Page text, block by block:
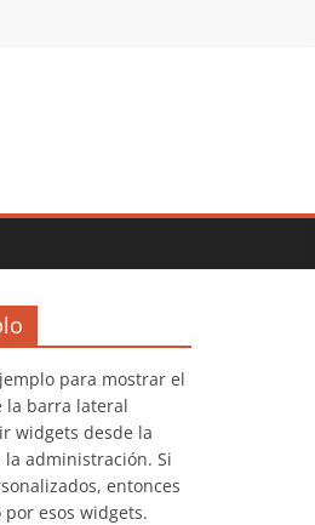
para mostrar el
la barra lateral
widgets desde la
administración. Si
entonces
esos widgets.